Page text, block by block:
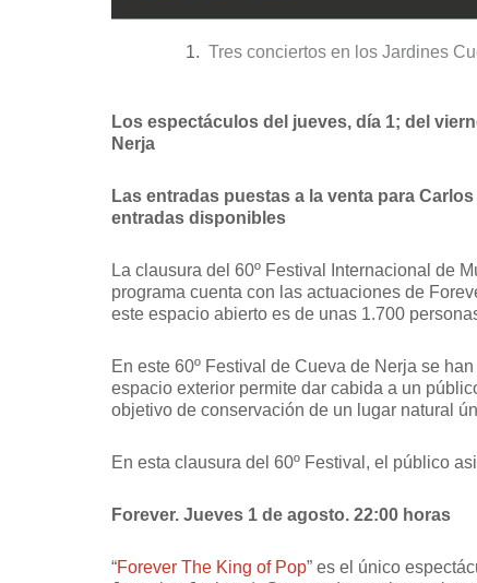
Tres conciertos en los Jardines
Los espectáculos del jueves, día 1; del
Nerja
Las entradas puestas a la venta para
entradas disponibles
La clausura del 60º Festival Internacional de
programa cuenta con las actuaciones de
este espacio abierto es de unas 1.700
En este 60º Festival de Cueva de Nerja se
espacio exterior permite dar cabida a un
objetivo de conservación de un lugar natural
En esta clausura del 60º Festival, el público
Forever. Jueves 1 de agosto. 22:00 horas
“Forever The King of Pop” es el único